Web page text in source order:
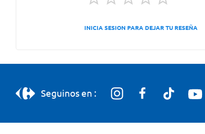
INICIA SESION PARA DEJAR TU RESEÑA
Seguinos en :